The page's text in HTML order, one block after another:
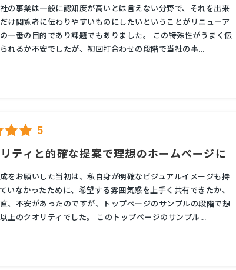
の事業は一般に認知度が高いとは言えない分野で、それを出来
け閲覧者に伝わりやすいものにしたいということがリニューア
一番の目的であり課題でもありました。 この特殊性がうまく伝
れるか不安でしたが、初回打合わせの段階で当社の事...
5
ティと的確な提案で理想のホームページに
をお願いした当初は、私自身が明確なビジュアルイメージも持
いなかったために、希望する雰囲気感を上手く共有できたか、
、不安があったのですが、トップページのサンプルの段階で想
上のクオリティでした。 このトップページのサンプル...